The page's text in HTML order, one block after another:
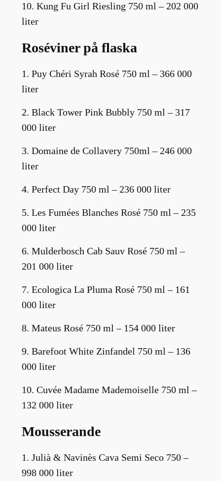
10. Kung Fu Girl Riesling 750 ml – 202 000
liter
Roséviner på flaska
1. Puy Chéri Syrah Rosé 750 ml – 366 000
liter
2. Black Tower Pink Bubbly 750 ml – 317
000 liter
3. Domaine de Collavery 750ml – 246 000
liter
4. Perfect Day 750 ml – 236 000 liter
5. Les Fumées Blanches Rosé 750 ml – 235
000 liter
6. Mulderbosch Cab Sauv Rosé 750 ml –
201 000 liter
7. Ecologica La Pluma Rosé 750 ml – 161
000 liter
8. Mateus Rosé 750 ml – 154 000 liter
9. Barefoot White Zinfandel 750 ml – 136
000 liter
10. Cuvée Madame Mademoiselle 750 ml –
132 000 liter
Mousserande
1. Julià & Navinès Cava Semi Seco 750 –
998 000 liter